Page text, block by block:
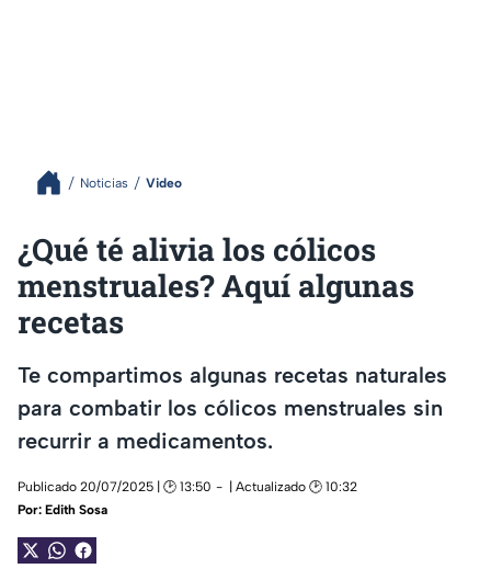
Noticias Video
¿Qué té alivia los cólicos
menstruales? Aquí algunas
recetas
Te compartimos algunas recetas naturales
para combatir los cólicos menstruales sin
recurrir a medicamentos.
Publicado 20/07/2025 | 🕑 13:50
| Actualizado 🕑 10:32
Por: Edith Sosa